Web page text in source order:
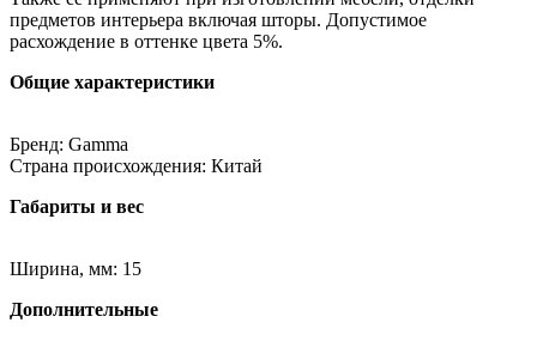
предметов интерьера включая шторы. Допустимое
расхождение в оттенке цвета 5%.
Общие характеристики
Бренд: Gamma
Страна происхождения: Китай
Габариты и вес
Ширина, мм: 15
Дополнительные